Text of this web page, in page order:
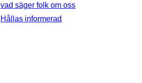
vad säger folk om oss
Hållas informerad